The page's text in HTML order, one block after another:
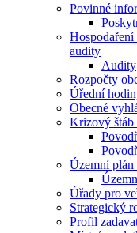
Povinné
Hospodaření
audity
Audity
Rozpočty
Úřední
Obecné
Krizový štáb
Územní plán
Úřady pro
Strategický
Profil